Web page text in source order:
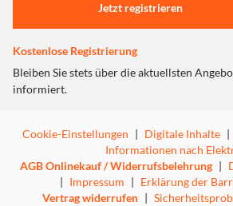
Jetzt registrieren
Kostenlose Registrierung
Bleiben Sie stets über die aktuellsten
informiert.
Cookie-Einstellungen | Digitale Inhalte |
Informationen nach
AGB Onlinekauf / Widerrufsbelehrung |
| Impressum | Erklärung der
Vertrag widerrufen |